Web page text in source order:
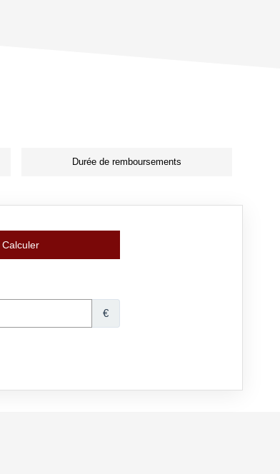
Durée de remboursements